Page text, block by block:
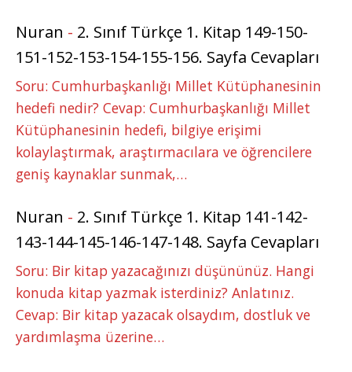
Nuran - 2. Sınıf Türkçe 1. Kitap 149-150-
151-152-153-154-155-156. Sayfa Cevapları
Soru: Cumhurbaşkanlığı Millet Kütüphanesinin
hedefi nedir? Cevap: Cumhurbaşkanlığı Millet
Kütüphanesinin hedefi, bilgiye erişimi
kolaylaştırmak, araştırmacılara ve öğrencilere
geniş kaynaklar sunmak,…
Nuran - 2. Sınıf Türkçe 1. Kitap 141-142-
143-144-145-146-147-148. Sayfa Cevapları
Soru: Bir kitap yazacağınızı düşününüz. Hangi
konuda kitap yazmak isterdiniz? Anlatınız.
Cevap: Bir kitap yazacak olsaydım, dostluk ve
yardımlaşma üzerine…